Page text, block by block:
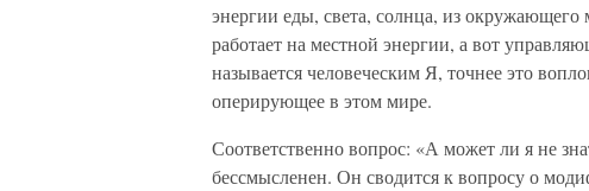
энергии еды, света, солнца, из
работает на местной энергии, а вот
называется человеческим Я, точнее это
оперирующее в этом мире.
Соответственно вопрос: «А может ли я не
бессмысленен. Он сводится к вопросу о